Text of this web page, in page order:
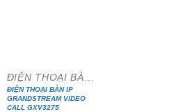
ĐIỆN THOẠI BÀN IP
GRANDSTREAM VIDEO
CALL GXV3275